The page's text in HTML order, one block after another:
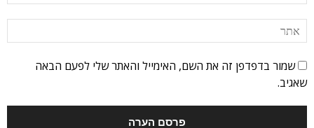
שמור בדפדפן זה את השם, האימייל והאתר שלי לפעם הבאה
שאגיב.